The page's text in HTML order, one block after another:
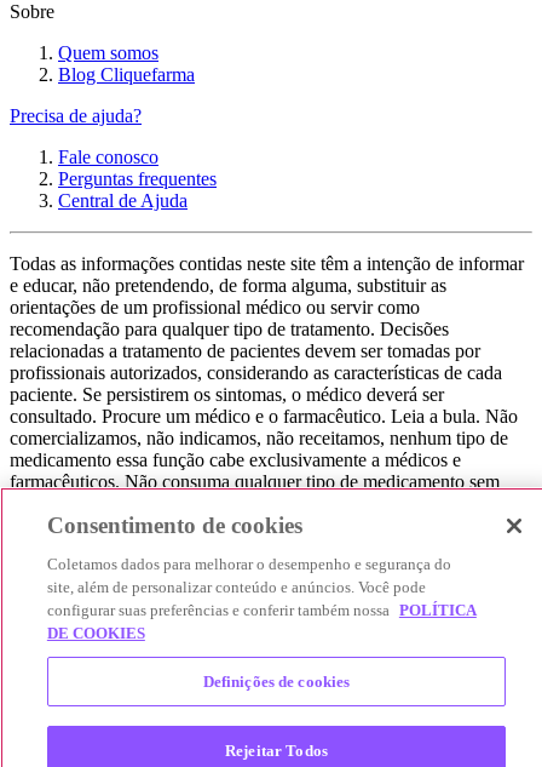
Sobre
Quem somos
Blog Cliquefarma
Precisa de ajuda?
Fale conosco
Perguntas frequentes
Central de Ajuda
Todas as informações contidas neste site têm a intenção de informar
e educar, não pretendendo, de forma alguma, substituir as
orientações de um profissional médico ou servir como
recomendação para qualquer tipo de tratamento. Decisões
relacionadas a tratamento de pacientes devem ser tomadas por
profissionais autorizados, considerando as características de cada
paciente. Se persistirem os sintomas, o médico deverá ser
consultado. Procure um médico e o farmacêutico. Leia a bula. Não
comercializamos, não indicamos, não receitamos, nenhum tipo de
medicamento essa função cabe exclusivamente a médicos e
farmacêuticos. Não consuma qualquer tipo de medicamento sem
não realizamos a venda de medicamentos, apenas contribuímos para
produtos farmacêuticos. Contribuímos e damos auxílio para que sua
experiência seja bem-sucedida, mas a finalização da compra
acontece nos sites das nossas lojas parceiras.
© 2025 Afya Participações S.A. - todos os direitos reservados.
Alameda Lorena, 269 - Jardim Paulista - São Paulo / SP - CEP.:
Consentimento de cookies
Coletamos dados para melhorar o desempenho e segurança do
site, além de personalizar conteúdo e anúncios. Você pode
configurar suas preferências e conferir também nossa POLÍTICA
DE COOKIES
Definições de cookies
Rejeitar Todos